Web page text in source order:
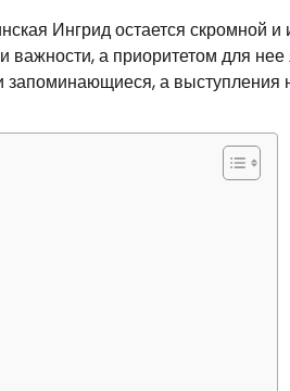
Ингрид остается скромной и
а приоритетом для нее
запоминающиеся, а